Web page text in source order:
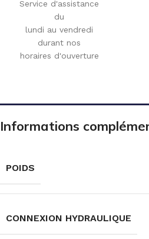
Service d'assistance
du
lundi au vendredi
durant nos
horaires d'ouverture
Informations
POIDS
CONNEXION HYDRAULIQUE